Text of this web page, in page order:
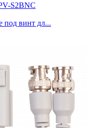
S2BNC
под винт дл...